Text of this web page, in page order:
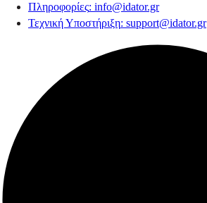
Πληροφορίες: info@idator.gr
Τεχνική Υποστήριξη: support@idator.gr